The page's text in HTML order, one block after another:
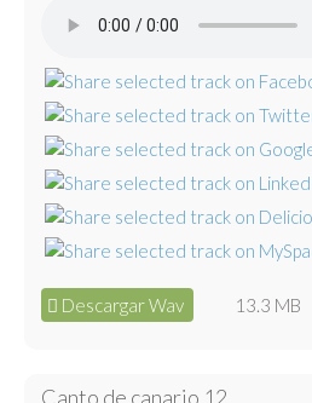
Descargar Wav 13.3 MB
Canto de canario 12